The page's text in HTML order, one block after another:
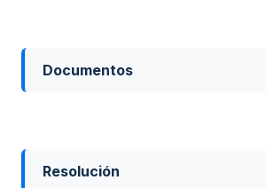
Documentos
Resolución